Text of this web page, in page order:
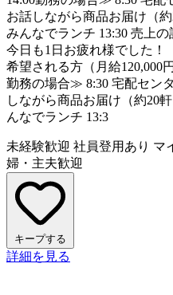
お話しながら商品お届け（約
みんなでランチ 13:30 売上
今日も1日お疲れ様でした！
希望される方（月給120,000
勤務の場合≫ 8:30 宅配セン
しながら商品お届け（約20
んなでランチ 13:3
未経験歓迎 社員登用あり マ
婦・主夫歓迎
キープする
詳細を見る